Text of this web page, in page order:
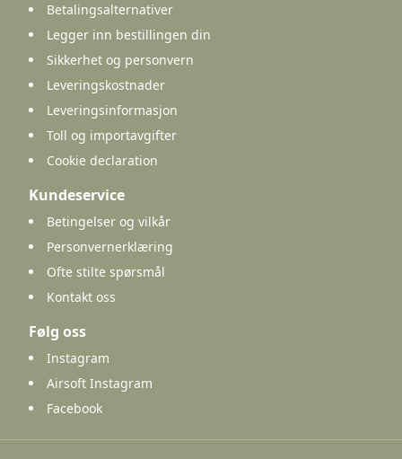
Betalingsalternativer
Legger inn bestillingen din
Sikkerhet og personvern
Leveringskostnader
Leveringsinformasjon
Toll og importavgifter
Cookie declaration
Kundeservice
Betingelser og vilkår
Personvernerklæring
Ofte stilte spørsmål
Kontakt oss
Følg oss
Instagram
Airsoft Instagram
Facebook